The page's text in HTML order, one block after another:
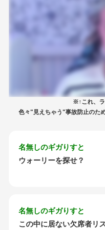
※↑これ、ラ
色々"見えちゃう"事故防止のた
名無しのギガりすと
ウォーリーを探せ？
名無しのギガりすと
この中に居ない欠席者リ